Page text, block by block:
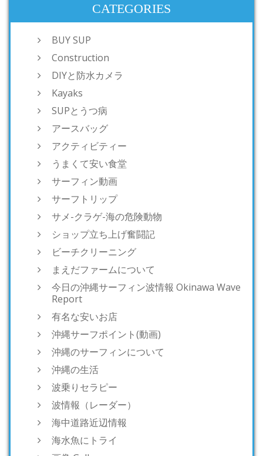
CATEGORIES
BUY SUP
Construction
DIYと防水カメラ
Kayaks
SUPとうつ病
アースバッグ
アクティビティー
うまくて安い食堂
サーフィン動画
サーフトリップ
サメ-クラゲ-海の危険動物
ショップ立ち上げ奮闘記
ビーチクリーニング
まえだファームについて
今日の沖縄サーフィン波情報 Okinawa Wave
Report
有名な安いお店
沖縄サーフポイント(動画)
沖縄のサーフィンについて
沖縄の生活
波乗りセラピー
波情報（レーダー）
海中道路近辺情報
海水魚にトライ